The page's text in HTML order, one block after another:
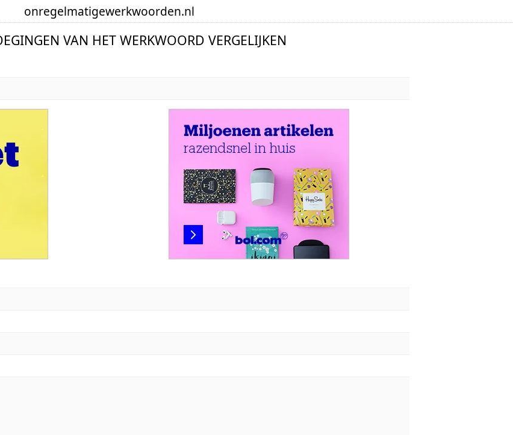
onregelmatigewerkwoorden.nl
VAN HET WERKWOORD VERGELIJKEN